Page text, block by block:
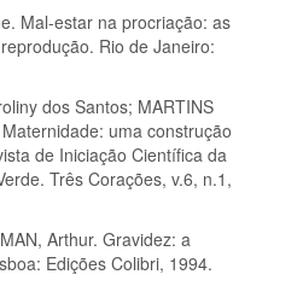
Mal-estar na procriação: as
Rio de Janeiro:
dos Santos; MARTINS
uma construção
de Iniciação Científica da
Três Corações, v.6, n.1,
Arthur. Gravidez: a
Edições Colibri, 1994.